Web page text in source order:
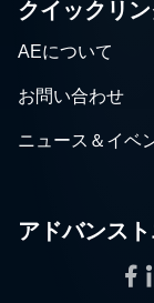
クイックリン
AEについて
お問い合わせ
ニュース＆イベ
アドバンス